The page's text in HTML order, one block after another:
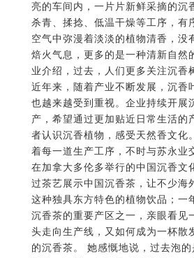
亮的车间内，一片片新鲜采摘的沉
杀青、揉捻、低温干燥等工序，有
空气中弥漫着淡淡的植物清香，没
焙火气息，更多的是一种清新自然
业介绍，过去，人们更多关注沉香
近年来，随着产业不断发展，沉香
也越来越受到重视。企业持续开展
产，希望通过更加贴近日常生活的
者认识沉香植物，感受天然香文化
着每一道生产工序，不时与苏永业
在加拿大多伦多举行的中国沉香文
过茶艺展示中国沉香茶，让不少海
这种独具东方特色的植物饮品；一
沉香茶的重要产区之一，亲眼看见
头走向生产线，又如何成为一杯散
的沉香茶。 她感慨地说，过去泡